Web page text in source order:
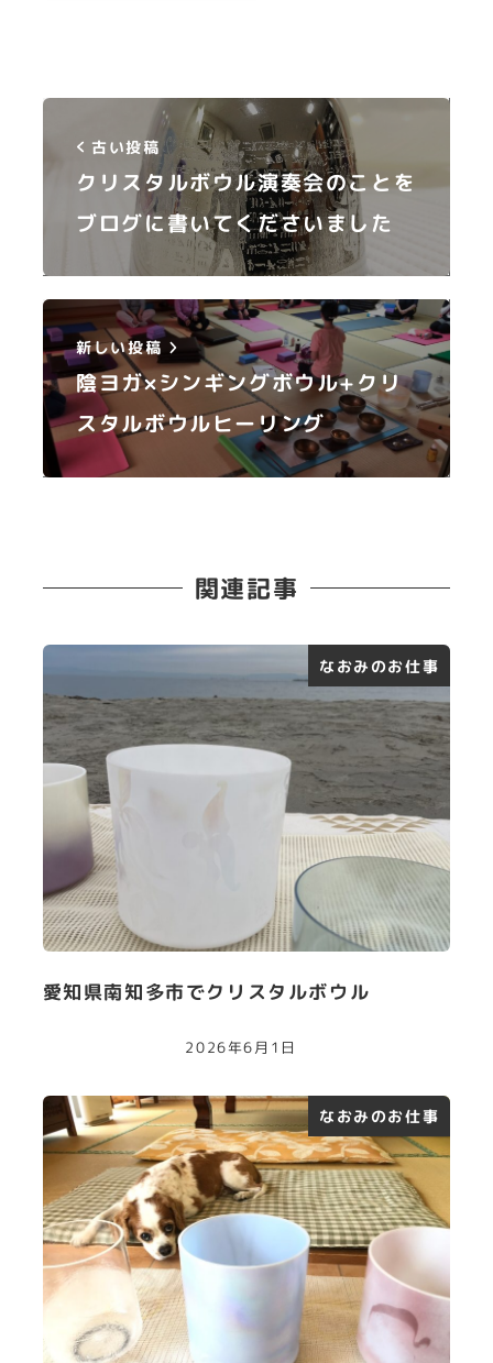
古い投稿
クリスタルボウル演奏会のことを
ブログに書いてくださいました
新しい投稿
陰ヨガ×シンギングボウル+クリ
スタルボウルヒーリング
関連記事
なおみのお仕事
愛知県南知多市でクリスタルボウル
2026年6月1日
なおみのお仕事